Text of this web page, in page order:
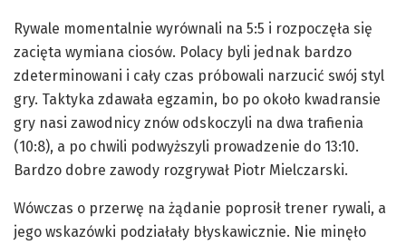
Rywale momentalnie wyrównali na 5:5 i rozpoczęła się
zacięta wymiana ciosów. Polacy byli jednak bardzo
zdeterminowani i cały czas próbowali narzucić swój styl
gry. Taktyka zdawała egzamin, bo po około kwadransie
gry nasi zawodnicy znów odskoczyli na dwa trafienia
(10:8), a po chwili podwyższyli prowadzenie do 13:10.
Bardzo dobre zawody rozgrywał Piotr Mielczarski.
Wówczas o przerwę na żądanie poprosił trener rywali, a
jego wskazówki podziałały błyskawicznie. Nie minęło